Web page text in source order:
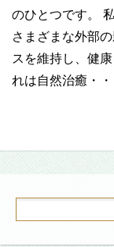
のひとつです。
さまざまな外部
スを維持し、健
れは自然治癒・・